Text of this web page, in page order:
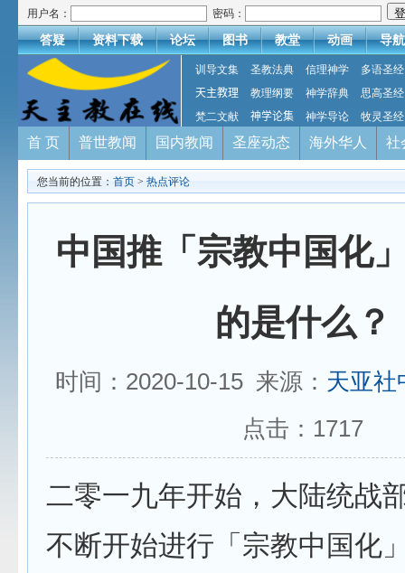
用户名： 密码：
答疑 资料下载 论坛 图书 教堂 动画 导航
训导文集 圣教法典 信理神学
多语圣经
天主教理
教理纲要 神学辞典
思高圣经
梵二文献
神学论集 神学导论 牧灵圣经
首 页 普世教闻 国内教闻 圣座动态 海外华人 社
您当前的位置： 首页 > 热点评论
中国推「宗教中国化
的是什么？
时间：2020-10-15 来源： 天亚社
点击： 1717
二零一九年开始，大陆统战
不断开始进行「宗教中国化